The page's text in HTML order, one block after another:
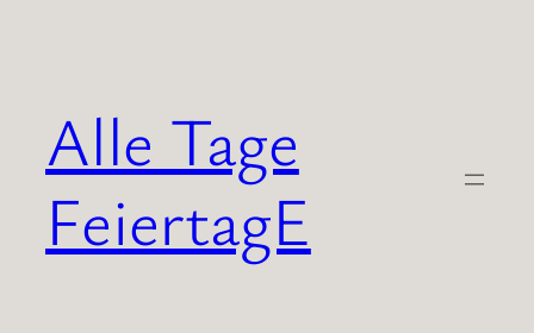
Alle Tage
FeiertagE